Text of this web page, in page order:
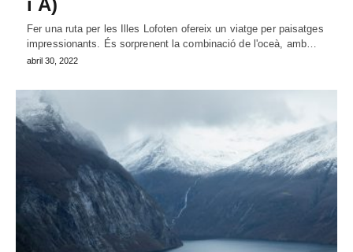
Fer una ruta per les Illes Lofoten ofereix un viatge per paisatges
impressionants. És sorprenent la combinació de l'oceà, amb…
abril 30, 2022